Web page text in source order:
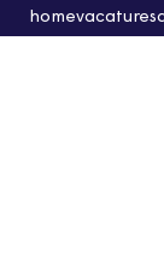
homevacatures